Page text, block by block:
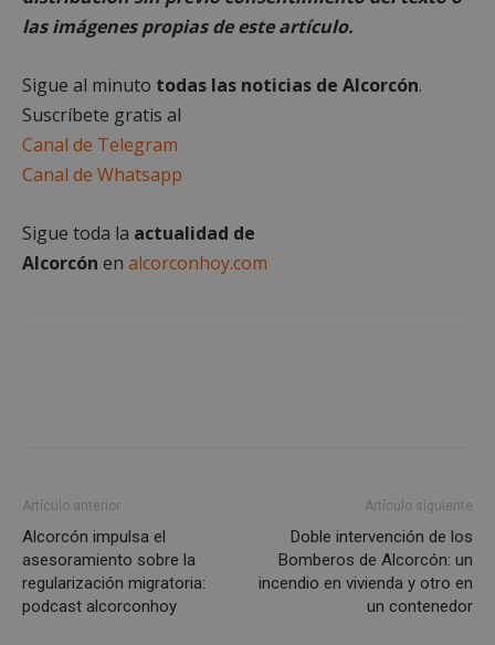
las imágenes propias de este artículo.
Sigue al minuto todas las noticias de Alcorcón.
Suscríbete gratis al
Canal de Telegram
Canal de Whatsapp
Sigue toda la actualidad de
Alcorcón en alcorconhoy.com
Artículo anterior
Alcorcón impulsa el
asesoramiento sobre la
regularización migratoria:
podcast alcorconhoy
Artículo siguiente
Doble intervención de los
Bomberos de Alcorcón: un
incendio en vivienda y otro en
un contenedor
preferencias
funcionalidad
Cookies no clasificadas
Cookies de rendimiento
Dominio
PHPSESSID
PHP.net
alcorconhoy.com
Sesión